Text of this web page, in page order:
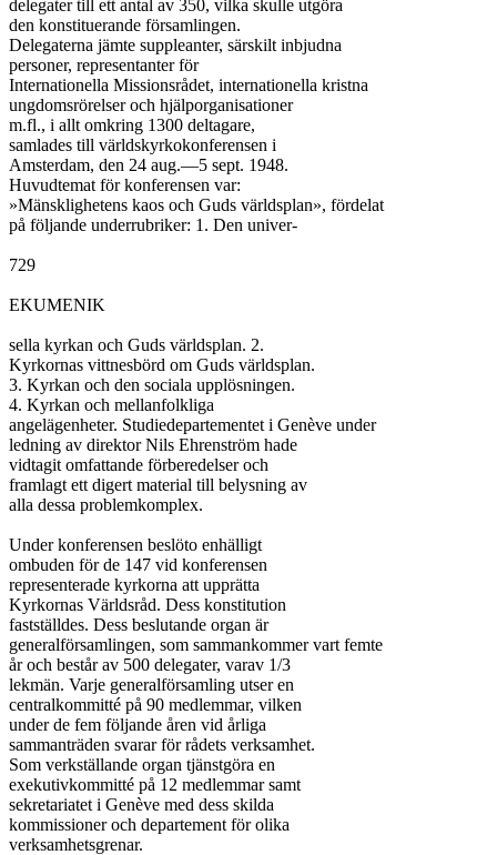
delegater till ett antal av 350, vilka skulle utgöra
den konstituerande församlingen.
Delegaterna jämte suppleanter, särskilt inbjudna
personer, representanter för
Internationella Missionsrådet, internationella kristna
ungdomsrörelser och hjälporganisationer
m.fl., i allt omkring 1300 deltagare,
samlades till världskyrkokonferensen i
Amsterdam, den 24 aug.—5 sept. 1948.
Huvudtemat för konferensen var:
»Mänsklighetens kaos och Guds världsplan», fördelat
på följande underrubriker: 1. Den univer-
729
EKUMENIK
sella kyrkan och Guds världsplan. 2.
Kyrkornas vittnesbörd om Guds världsplan.
3. Kyrkan och den sociala upplösningen.
4. Kyrkan och mellanfolkliga
angelägenheter. Studiedepartementet i Genève under
ledning av direktor Nils Ehrenström hade
vidtagit omfattande förberedelser och
framlagt ett digert material till belysning av
alla dessa problemkomplex.
Under konferensen beslöto enhälligt
ombuden för de 147 vid konferensen
representerade kyrkorna att upprätta
Kyrkornas Världsråd. Dess konstitution
fastställdes. Dess beslutande organ är
generalförsamlingen, som sammankommer vart femte
år och består av 500 delegater, varav 1/3
lekmän. Varje generalförsamling utser en
centralkommitté på 90 medlemmar, vilken
under de fem följande åren vid årliga
sammanträden svarar för rådets verksamhet.
Som verkställande organ tjänstgöra en
exekutivkommitté på 12 medlemmar samt
sekretariatet i Genève med dess skilda
kommissioner och departement för olika
verksamhetsgrenar.